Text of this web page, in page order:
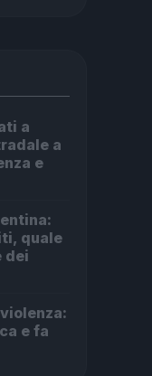
a
a
e
quale
dei
violenza:
e fa